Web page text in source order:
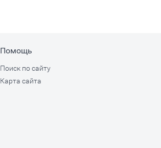
Помощь
Поиск по сайту
Карта сайта